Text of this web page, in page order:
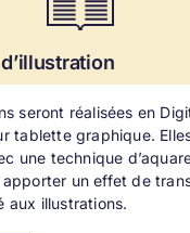
seront réalisées en
tablette graphique.
une technique
un effet de
aux illustrations.